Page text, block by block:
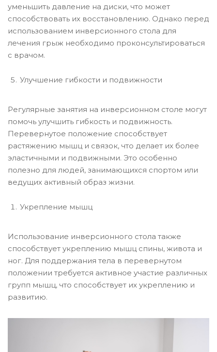
уменьшить давление на диски, что может
способствовать их восстановлению. Однако перед
использованием инверсионного стола для
лечения грыж необходимо проконсультироваться
с врачом.
Улучшение гибкости и подвижности
Регулярные занятия на инверсионном столе могут
помочь улучшить гибкость и подвижность.
Перевернутое положение способствует
растяжению мышц и связок, что делает их более
эластичными и подвижными. Это особенно
полезно для людей, занимающихся спортом или
ведущих активный образ жизни.
Укрепление мышц
Использование инверсионного стола также
способствует укреплению мышц спины, живота и
ног. Для поддержания тела в перевернутом
положении требуется активное участие различных
групп мышц, что способствует их укреплению и
развитию.